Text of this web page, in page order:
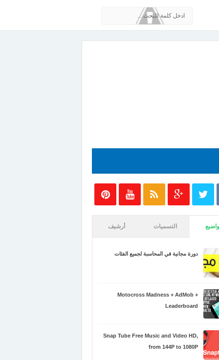
التسميات أرشيف
دورة مجانية في المحاسبة لجميع الفئات
Motocross Madness + AdMob +
Leaderboard
Snap Tube Free Music and Video HD,
from 144P to 1080P